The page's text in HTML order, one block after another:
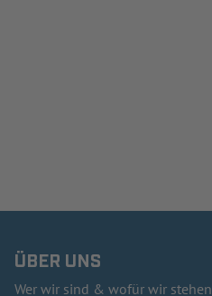
ÜBER UNS
Wer wir sind & wofür wir stehen